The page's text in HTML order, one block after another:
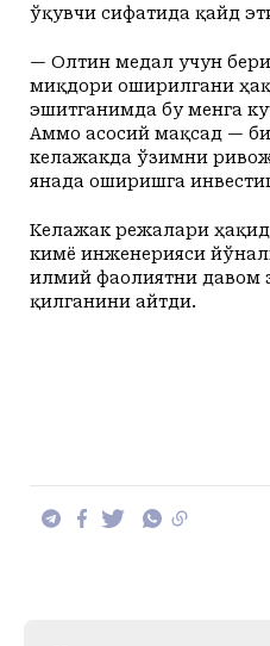
ўқувчи сифатида қайд
— Олтин медал учун
миқдори оширилгани
эшитганимда бу менга
Аммо асосий мақсад —
келажакда ўзимни
янада оширишга
Келажак режалари
кимё инженерияси
илмий фаолиятни давом
қилганини айтди.